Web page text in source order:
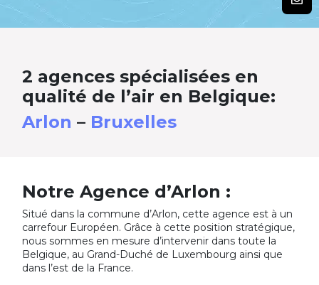
2 agences spécialisées en
qualité de l’air en Belgique:
Arlon – Bruxelles
Notre Agence d’Arlon :
Situé dans la commune d’Arlon, cette agence est à un
carrefour Européen. Grâce à cette position stratégique,
nous sommes en mesure d’intervenir dans toute la
Belgique, au Grand-Duché de Luxembourg ainsi que
dans l’est de la France.